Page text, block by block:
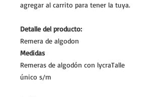
agregar al carrito para tener la tuya.
Detalle del producto:
Remera de algodon
Medidas
Remeras de algodón con lycraTalle
único s/m